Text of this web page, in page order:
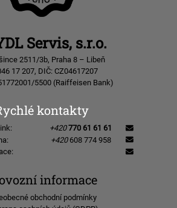
Servis, s.r.o.
2511/3b, Praha 8 – Libeň
17 207, DIČ: CZ04617207
5500 (Raiffeisen Bank)
kontakty
+420770 61 61 61
+420608 774 958
informace
obchodní podmínky